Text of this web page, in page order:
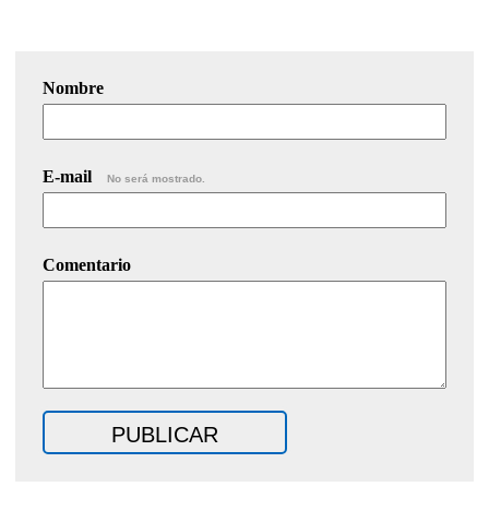
Nombre
E-mail No será mostrado.
Comentario